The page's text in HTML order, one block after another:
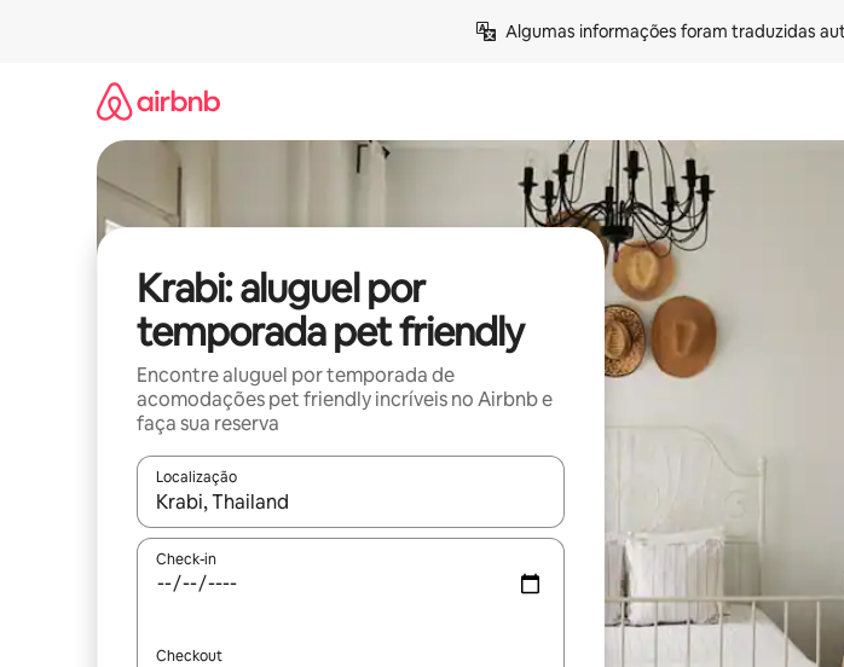
Algumas informações foram traduzidas
Krabi: aluguel por
temporada pet friendly
Encontre aluguel por temporada de
acomodações pet friendly incríveis no Airbnb e
faça sua reserva
Localização
Quando os resultados estiverem disponíveis, explore-os usando as seta para cima e
Check-in
Checkout